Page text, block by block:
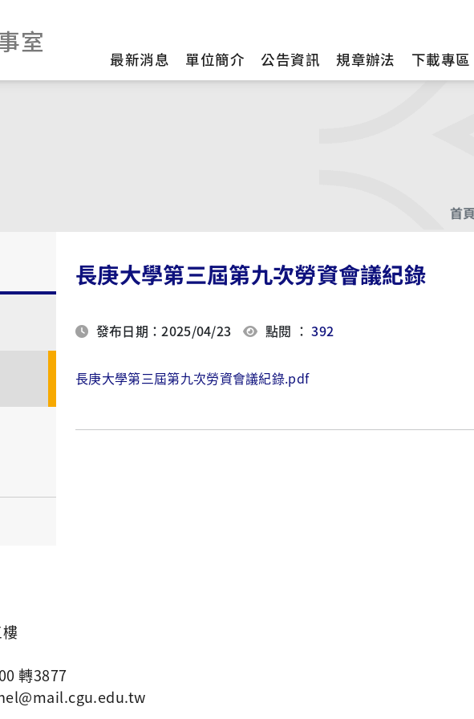
室
最新消息 單位簡介 公告資訊 規章辦法 下載專區
首
長庚大學第三屆第九次勞資會議紀錄
發布日期：2025/04/23 點閱 ：392
長庚大學第三屆第九次勞資會議紀錄.pdf
轉3877
@mail.cgu.edu.tw